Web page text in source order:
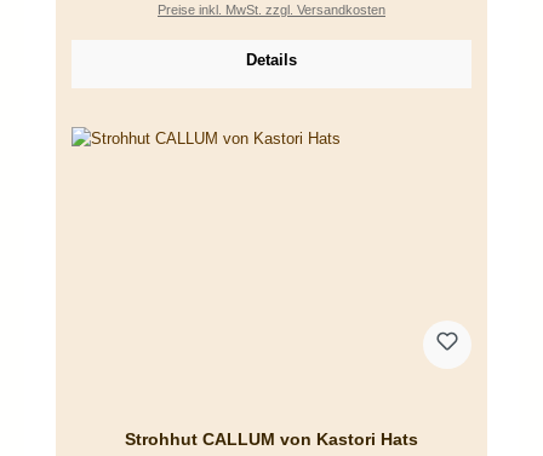
Preise inkl. MwSt. zzgl. Versandkosten
Details
Strohhut CALLUM von Kastori Hats